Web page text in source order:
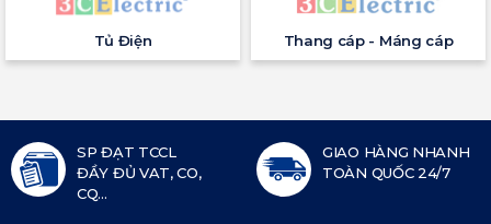
Tủ Điện Thang cáp - Máng cáp
SP ĐẠT TCCL
ĐẦY ĐỦ VAT, CO,
CQ...
GIAO HÀNG NHANH
TOÀN QUỐC 24/7